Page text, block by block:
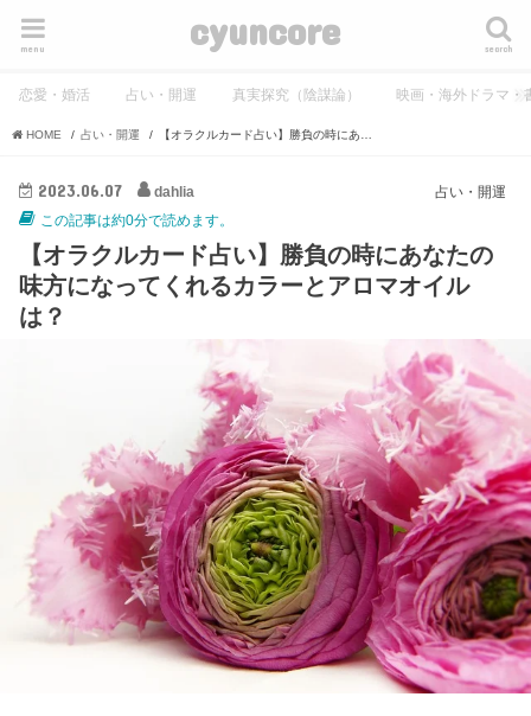
cyuncore search
menu
恋愛・婚活 占い・開運 真実探究（陰謀論） 映画・海外ドラマ・
HOME 占い・開運
占い・開運
2023.06.07
dahlia
この記事は約0分で読めます。
【オラクルカード占い】勝負の時にあなたの
味方になってくれるカラーとアロマオイル
は？